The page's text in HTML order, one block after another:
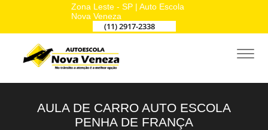
Zona Leste - SP | Auto Escola
Nova Veneza
(11) 2917-2338
AULA DE CARRO AUTO ESCOLA
PENHA DE FRANÇA